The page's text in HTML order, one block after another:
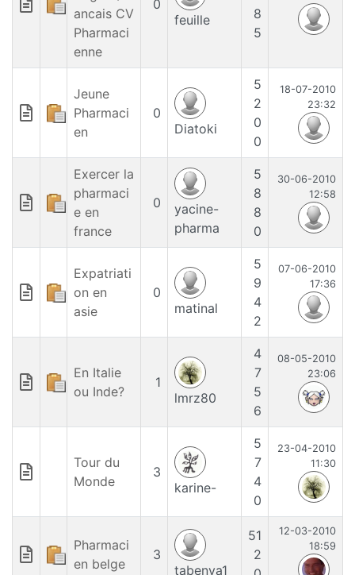
ancais CV
Pharmaci
enne
0
feuille
8
5
Jeune
Pharmaci
en
0
Diatoki
5
2
0
0
18-07-2010
23:32
Exercer la
pharmaci
e en
france
0
yacine-
pharma
5
8
8
0
30-06-2010
12:58
Expatriati
on en
asie
0
matinal
5
9
4
2
07-06-2010
17:36
En Italie
ou Inde?
1
lmrz80
4
7
5
6
08-05-2010
23:06
Tour du
Monde
3
karine-
5
7
4
0
23-04-2010
11:30
Pharmaci
en belge
3
tabenya1
51
2
12-03-2010
18:59